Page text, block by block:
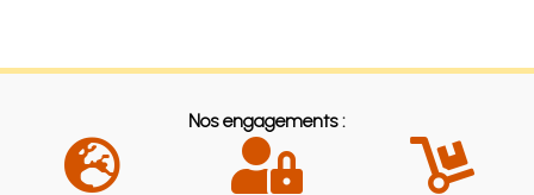
Nos engagements :